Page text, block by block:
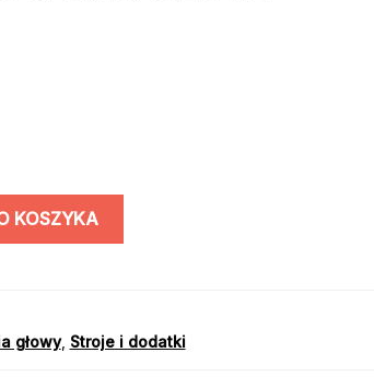
KOSZYKA
głowy, Stroje i dodatki